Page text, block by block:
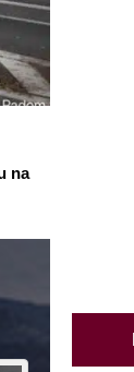
na